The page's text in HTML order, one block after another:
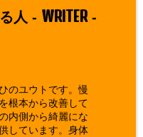
人 - WRITER-
のユウトです。慢
根本から改善して
内側から綺麗にな
しています。身体